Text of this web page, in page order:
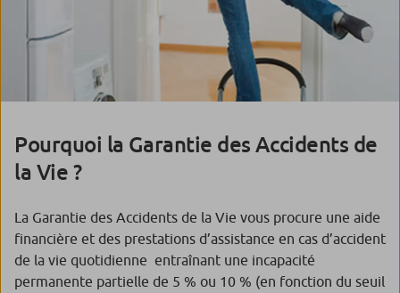
Pourquoi la Garantie des Accidents de
la Vie ?
La Garantie des Accidents de la Vie vous procure une aide
financière et des prestations d’assistance en cas d’accident
de la vie quotidienne entraînant une incapacité
permanente partielle de 5 % ou 10 % (en fonction du seuil